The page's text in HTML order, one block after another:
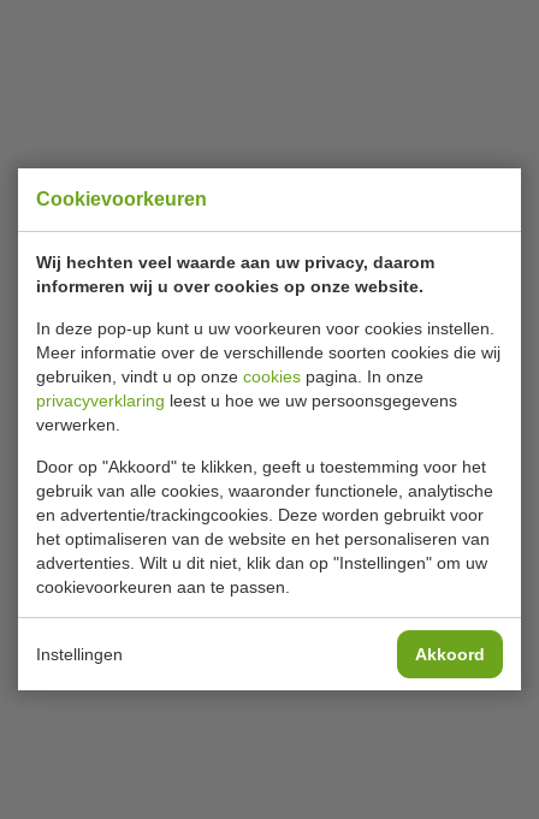
Cookievoorkeuren
Wij hechten veel waarde aan uw privacy, daarom
informeren wij u over cookies op onze website.
In deze pop-up kunt u uw voorkeuren voor cookies instellen.
Meer informatie over de verschillende soorten cookies die wij
gebruiken, vindt u op onze cookies pagina. In onze
privacyverklaring leest u hoe we uw persoonsgegevens
verwerken.
Door op "Akkoord" te klikken, geeft u toestemming voor het
gebruik van alle cookies, waaronder functionele, analytische
en advertentie/trackingcookies. Deze worden gebruikt voor
het optimaliseren van de website en het personaliseren van
advertenties. Wilt u dit niet, klik dan op "Instellingen" om uw
cookievoorkeuren aan te passen.
Instellingen Akkoord